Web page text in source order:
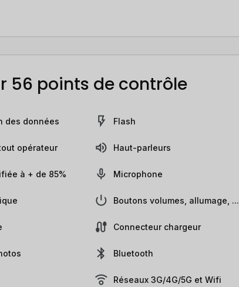
56 points de contrôle
des données
opérateur
à + de 85%
Flash
Haut-parleurs
Microphone
Boutons volumes, allumage, ...
Connecteur chargeur
Bluetooth
Réseaux 3G/4G/5G et Wifi